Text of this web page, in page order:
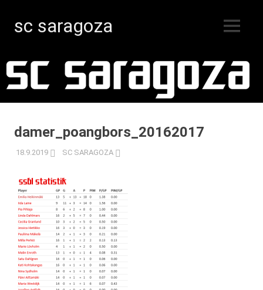
innehåll
sc saragoza
Kristinestad
sedan
MENY
damer_poangbors_20162017
18.9.2019 SC SARAGOZA